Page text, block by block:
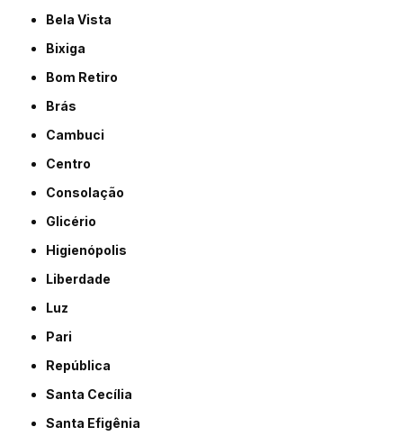
Bela Vista
Bixiga
Bom Retiro
Brás
Cambuci
Centro
Consolação
Glicério
Higienópolis
Liberdade
Luz
Pari
República
Santa Cecília
Santa Efigênia